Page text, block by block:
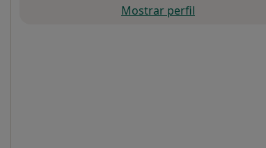
Mostrar perfil